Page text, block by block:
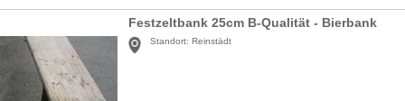
Festzeltbank 25cm B-Qualität - Bierbank
Standort: Reinstädt